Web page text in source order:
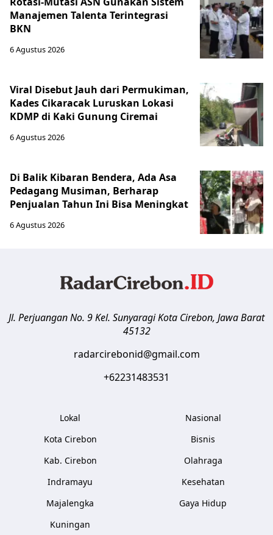
Manajemen Talenta Terintegrasi
BKN
6 Agustus 2026
Viral Disebut Jauh dari Permukiman,
Kades Cikaracak Luruskan Lokasi
KDMP di Kaki Gunung Ciremai
6 Agustus 2026
Di Balik Kibaran Bendera, Ada Asa
Pedagang Musiman, Berharap
Penjualan Tahun Ini Bisa Meningkat
6 Agustus 2026
Jl. Perjuangan No. 9 Kel. SunyaragiKota Cirebon, Jawa Barat
45132
radarcirebonid@gmail.com
+62231483531
Lokal
Kota Cirebon
Kab. Cirebon
Indramayu
Majalengka
Kuningan
Nasional
Bisnis
Olahraga
Kesehatan
Gaya Hidup